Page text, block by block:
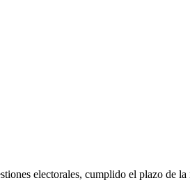
electorales, cumplido el plazo de la